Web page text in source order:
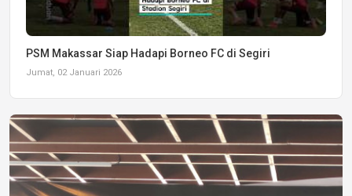
PSM Makassar Siap Hadapi Borneo FC di Segiri
Jumat, 02 Januari 2026